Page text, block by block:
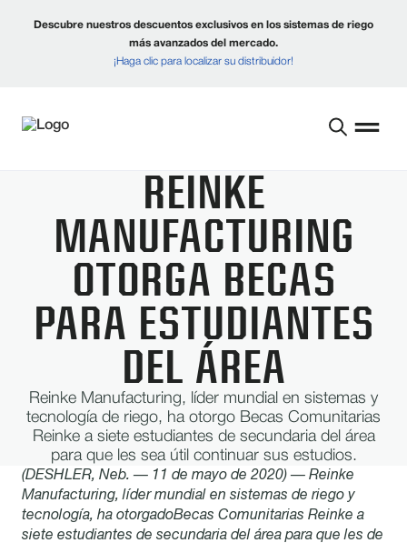
Descubre nuestros descuentos exclusivos en los sistemas de riego
más avanzados del mercado.
¡Haga clic para localizar su distribuidor!
REINKE
MANUFACTURING
OTORGA BECAS
PARA ESTUDIANTES
DEL ÁREA
Reinke Manufacturing, líder mundial en sistemas y
tecnología de riego, ha otorgo Becas Comunitarias
Reinke a siete estudiantes de secundaria del área
para que les sea útil continuar sus estudios.
(DESHLER, Neb. — 11 de mayo de 2020) — Reinke
Manufacturing, líder mundial en sistemas de riego y
tecnología, ha otorgadoBecas Comunitarias Reinke a
siete estudiantes de secundaria del área para que les de